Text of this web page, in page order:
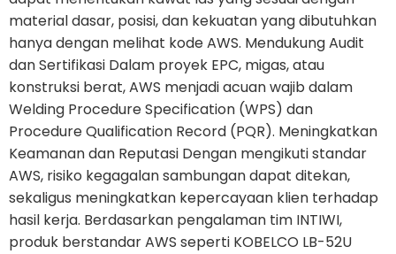
material dasar, posisi, dan kekuatan yang dibutuhkan
hanya dengan melihat kode AWS. Mendukung Audit
dan Sertifikasi Dalam proyek EPC, migas, atau
konstruksi berat, AWS menjadi acuan wajib dalam
Welding Procedure Specification (WPS) dan
Procedure Qualification Record (PQR). Meningkatkan
Keamanan dan Reputasi Dengan mengikuti standar
AWS, risiko kegagalan sambungan dapat ditekan,
sekaligus meningkatkan kepercayaan klien terhadap
hasil kerja. Berdasarkan pengalaman tim INTIWI,
produk berstandar AWS seperti KOBELCO LB-52U